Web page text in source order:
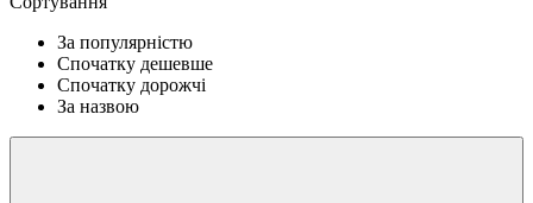
За популярністю
Спочатку дешевше
Спочатку дорожчі
За назвою